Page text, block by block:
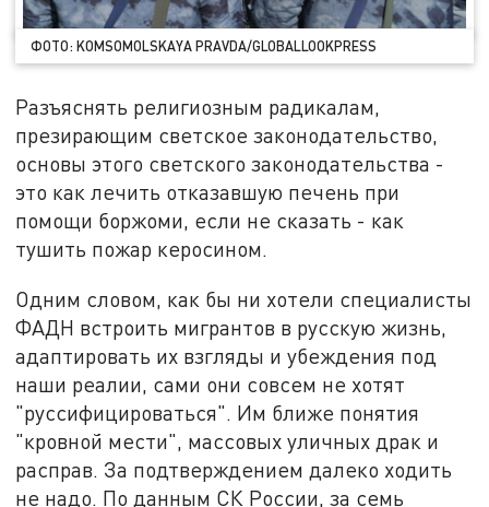
ФОТО: KOMSOMOLSKAYA PRAVDA/GLOBALLOOKPRESS
Разъяснять религиозным радикалам,
презирающим светское законодательство,
основы этого светского законодательства -
это как лечить отказавшую печень при
помощи боржоми, если не сказать - как
тушить пожар керосином.
Одним словом, как бы ни хотели специалисты
ФАДН встроить мигрантов в русскую жизнь,
адаптировать их взгляды и убеждения под
наши реалии, сами они совсем не хотят
"руссифицироваться". Им ближе понятия
"кровной мести", массовых уличных драк и
расправ. За подтверждением далеко ходить
не надо. По данным СК России, за семь